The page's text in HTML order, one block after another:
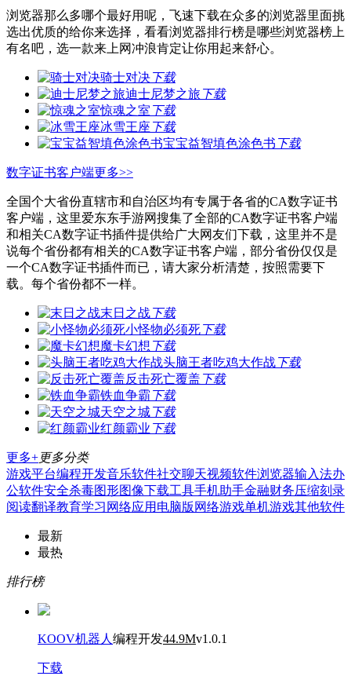
浏览器那么多哪个最好用呢，飞速下载在众多的浏览器里面挑
选出优质的给你来选择，看看浏览器排行榜是哪些浏览器榜上
有名吧，选一款来上网冲浪肯定让你用起来舒心。
骑士对决下载
迪士尼梦之旅 下载
惊魂之室 下载
冰雪王座 下载
宝宝益智填色涂色书 下载
数字证书客户端更多>>
全国个大省份直辖市和自治区均有专属于各省的CA数字证书
客户端，这里爱东东手游网搜集了全部的CA数字证书客户端
和相关CA数字证书插件提供给广大网友们下载，这里并不是
说每个省份都有相关的CA数字证书客户端，部分省份仅仅是
一个CA数字证书插件而已，请大家分析清楚，按照需要下
载。每个省份都不一样。
末日之战下载
小怪物必须死下载
魔卡幻想 下载
头脑王者吃鸡大作战下载
反击死亡覆盖 下载
铁血争霸 下载
天空之城下载
红颜霸业 下载
更多+更多分类
游戏平台编程开发音乐软件社交聊天视频软件浏览器输入法办
公软件安全杀毒图形图像下载工具手机助手金融财务压缩刻录
阅读翻译教育学习 网络应用 电脑版 网络游戏单机游戏其他软件
最新
最热
排行榜
KOOV机器人 编程开发44.9Mv1.0.1
下载